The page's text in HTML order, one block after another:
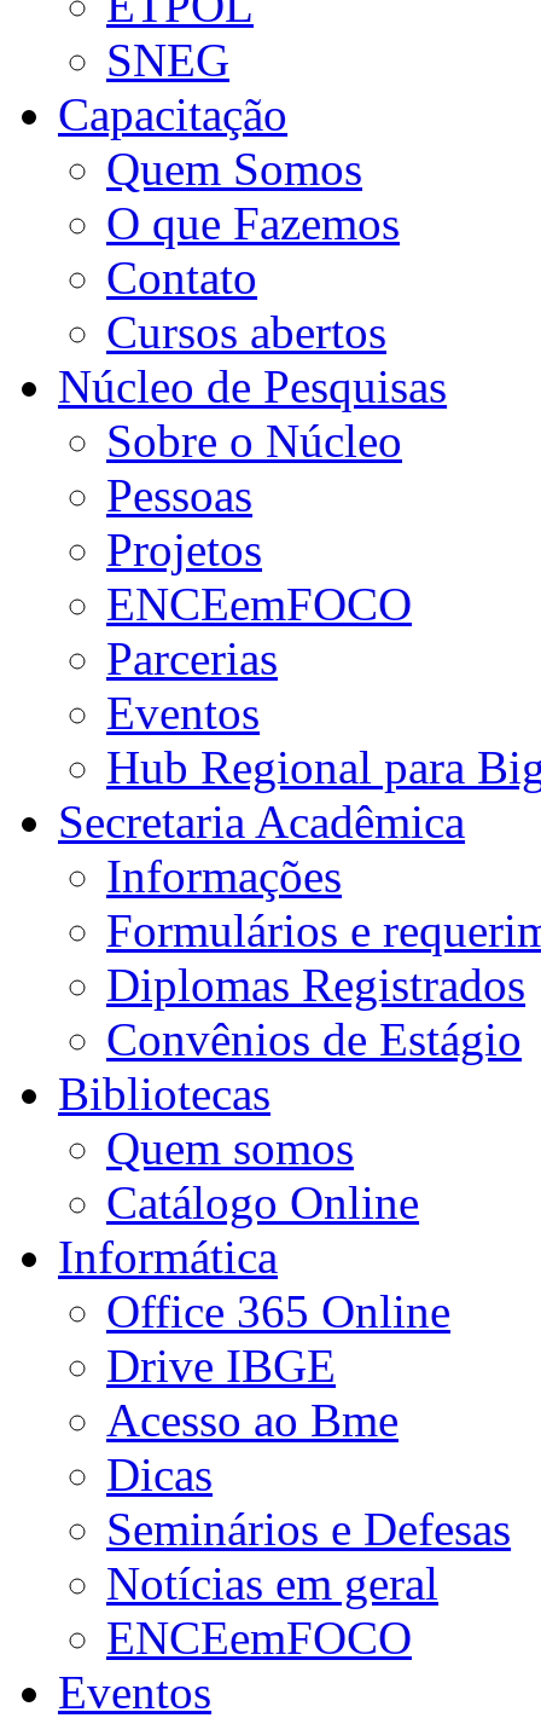
SNEG
Capacitação
Quem Somos
O que Fazemos
Contato
Cursos abertos
Núcleo de Pesquisas
Sobre o Núcleo
Pessoas
Projetos
ENCEemFOCO
Parcerias
Eventos
Hub Regional para
Secretaria Acadêmica
Informações
Formulários e
Diplomas Registrados
Convênios de Estágio
Bibliotecas
Quem somos
Catálogo Online
Informática
Office 365 Online
Drive IBGE
Acesso ao Bme
Dicas
Seminários e Defesas
Notícias em geral
ENCEemFOCO
Eventos